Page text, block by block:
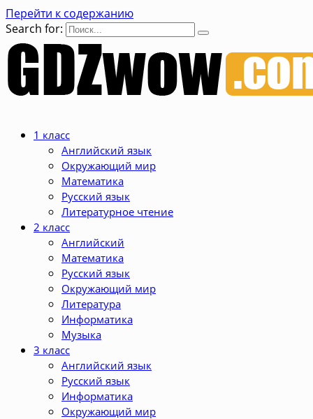
Перейти к содержанию
Search for:
1 класс
Английский язык
Окружающий мир
Математика
Русский язык
Литературное чтение
2 класс
Английский
Математика
Русский язык
Окружающий мир
Литература
Информатика
Музыка
3 класс
Английский язык
Русский язык
Информатика
Окружающий мир